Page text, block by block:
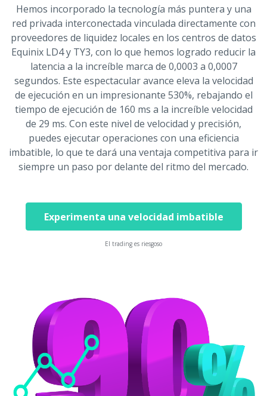
Hemos incorporado la tecnología más puntera y una
red privada interconectada vinculada directamente con
proveedores de liquidez locales en los centros de datos
Equinix LD4 y TY3, con lo que hemos logrado reducir la
latencia a la increíble marca de 0,0003 a 0,0007
segundos. Este espectacular avance eleva la velocidad
de ejecución en un impresionante 530%, rebajando el
tiempo de ejecución de 160 ms a la increíble velocidad
de 29 ms. Con este nivel de velocidad y precisión,
puedes ejecutar operaciones con una eficiencia
imbatible, lo que te dará una ventaja competitiva para ir
siempre un paso por delante del ritmo del mercado.
Experimenta una velocidad imbatible
El trading es riesgoso